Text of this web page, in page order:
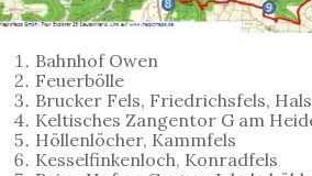
Bahnhof Owen
Feuerbölle
Brucker Fels, Friedrichsfels,
Keltisches Zangentor G am
Höllenlöcher, Kammfels
Kesselfinkenloch, Konradfels